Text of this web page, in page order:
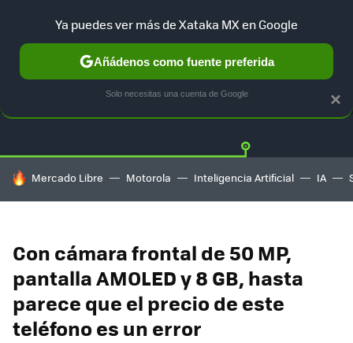
GUÍA DE COMPRAS MERCADO LIBRE
HOY SE HABLA DE
Mercado Libre Motorola Inteligencia Artificial IA
Con cámara frontal de 50 MP,
pantalla AMOLED y 8 GB, hasta
parece que el precio de este
teléfono es un error
×
Ya puedes ver más de Xataka MX en Google
Añádenos como fuente preferida
Solo necesitas una cuenta de Google